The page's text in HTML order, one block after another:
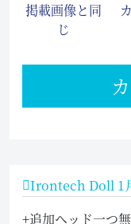
掲載画像と同
じ
Irontech Doll 1
+追加ヘッド一つ無